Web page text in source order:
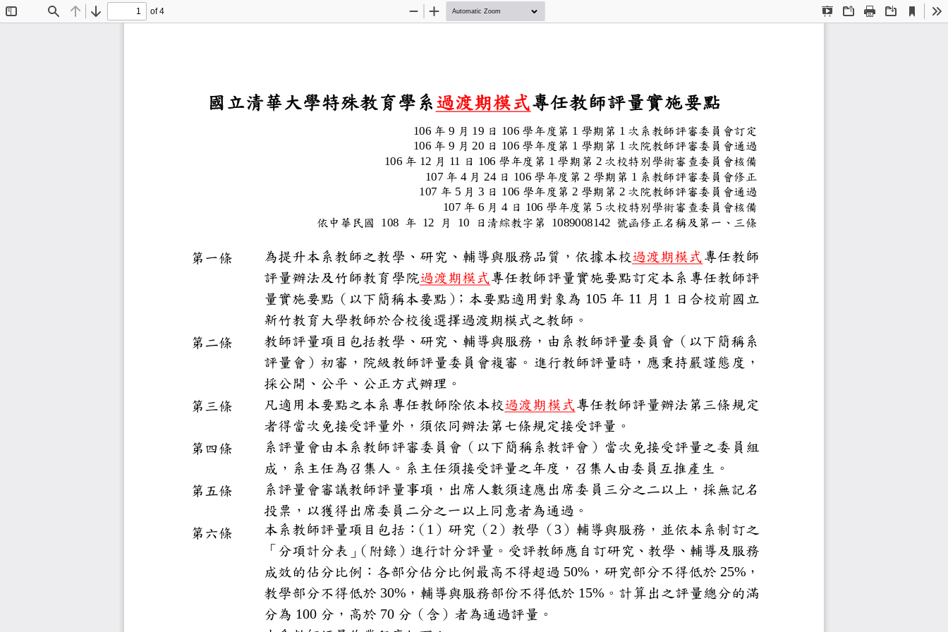
Find Previous
Next
of 4
Presentation
OpenPrint Download
Current
View
Zoom
Zoom
國立清華大學特殊教育學系
過渡期模式
專任教師評量實施要點
106年 9 月 19 日 10
6 學年度第
1 學期第
1 次系教師評審委員會訂定
106年 9 月 20日 10
6 學年度第
1 學期第
1 次院教師評審委員會通過
106年 12月 11 日 106學年度第
1 學期第
2 次校特別學術審查委員會核備
107年 4 月 24日 106學年度第
2 學期第
1 系教師評審委員會修正
10
7 年 5 月 3 日 106學年度第
2 學期第
2 次院教師評審委員會通
過
10
7 年 6 月 4 日 106學年度第
5 次校 特別學術審查委員會核備
依中華民國
108年 12 月 10 日清綜教字第
1089008142號函修正名稱及第一、三條
第一條 為提升本系教師之教學、研究、輔導與服務品質，依據本校
過渡期模式專任教師
評量辦法及竹師教育學院
過渡期模式
專任教師評量實施要點訂定本系
專任教師評
量實施要點（以下簡稱本
要點）
； 本要點適用對象為
105年 11月 1 日合校前國立
新竹教育大學教師於合校後選擇過渡
期模式之教師。
第二條
教師評量項目包括教學、研究、輔導與服務，由系教師評量委員會（以
評量會）初審，院
級教師評量委員會複審。進行教師評量時，應秉持嚴謹態度，
採公開、公平、公正方式辦理。
第三
條 凡適用本要點
之本系專任教師除依本校過渡期模式
專任教師評量辦法第三條
規定
者得當次免接受評量外，須依同辦法第七條規定
接受評量。
第四
條 系評量會由本系教師評審委員會（以下簡稱系教評會）
當次免接受評量之委員組
成，系主任為召集人。系主任須接受評量之年度，召集人由委員互推產
第五
條
系評量會審議教師評量事項，出席人數須達應出席委員三分之二以上，
投票，以獲得出席委員二分之一以上同意者為通過
。
第六
條 本系教師評量項目包括：
（ 1 ）研究（
2 ）教學（
3）輔導與服務，並依本系制訂之
「分項計
分表」
（附錄）進行計
分評量。受評教師應自訂研究、教學、輔導及服務
成效的佔分比例：各部分佔分比例最高不得超過
50%，研究部分不得低於
25%，
教學部分不得低於
30%， 輔導與服務部份不得低於
15%
。 計算出之評量總分的滿
分為100分，高於
70分（含）者為通過評量
。